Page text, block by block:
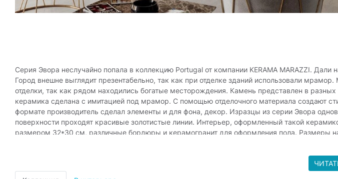
Серия Эвора неслучайно попала в коллекцию Portugal от компании KERAMA MARAZZI.
Город внешне выглядит презентабельно, так как при отделке зданий использовали
отделки, так как рядом находились богатые месторождения. Камень представлен в
керамика сделана с имитацией под мрамор. С помощью отделочного материала создают
формате производитель сделал элементы и для фона, декор. Изразцы из серии Эвора
поверхности проходят красивые золотистые линии. Интерьер, оформленный такой
размером 32*30 см, различные бордюры и керамогранит для оформления пола. Размеры
плиток глянцевое, которое передает красоту природного камня – мрамора. Интерьер
помещения в классическом стиле. Керамика подойдет для оформления не только ванной